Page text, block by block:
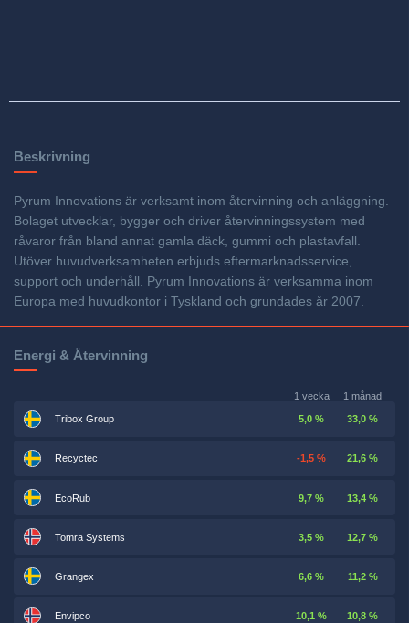
Beskrivning
Pyrum Innovations är verksamt inom återvinning och anläggning.
Bolaget utvecklar, bygger och driver återvinningssystem med
råvaror från bland annat gamla däck, gummi och plastavfall.
Utöver huvudverksamheten erbjuds eftermarknadsservice,
support och underhåll. Pyrum Innovations är verksamma inom
Europa med huvudkontor i Tyskland och grundades år 2007.
Energi & Återvinning
1 vecka 1 månad
Tribox Group 5,0 % 33,0 %
Recyctec -1,5 % 21,6 %
EcoRub 9,7 % 13,4 %
Tomra Systems 3,5 % 12,7 %
Grangex 6,6 % 11,2 %
Envipco 10,1 % 10,8 %